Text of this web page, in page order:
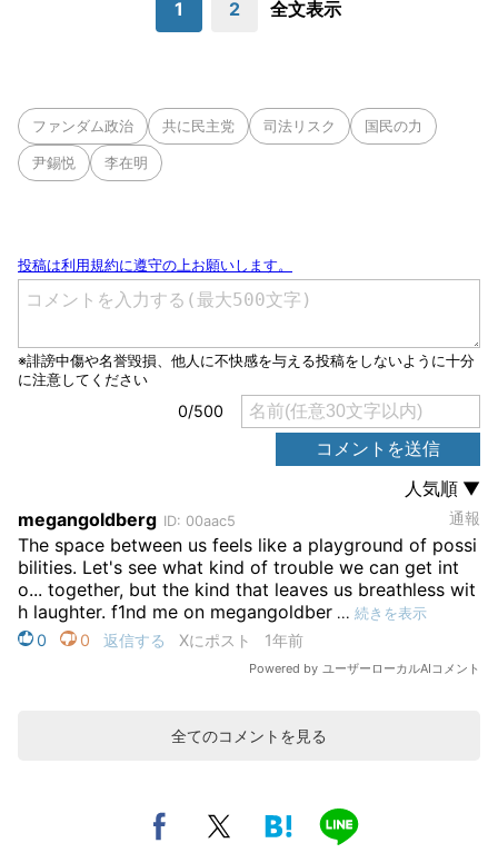
1 2 全文表示
ファンダム政治 共に民主党 司法リスク 国民の力
尹錫悦 李在明
全てのコメントを見る